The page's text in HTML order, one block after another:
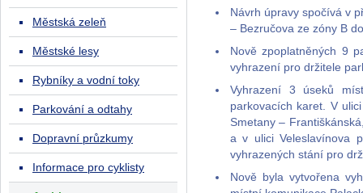
Návrh úpravy spočívá v
– Bezručova ze zóny B
Nově zpoplatněných 9
vyhrazení pro držitele
Vyhrazení 3 úseků
parkovacích karet. V
Smetany –
a v ulici Veleslavínova
vyhrazených stání pro
Nově byla vytvořena
Městská zeleň
Městské lesy
Rybníky a vodní toky
Parkování a odtahy
Dopravní průzkumy
Informace pro cyklisty